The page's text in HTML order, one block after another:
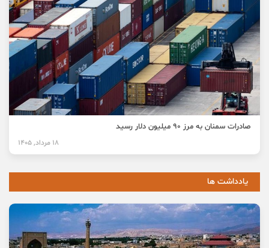
صادرات سمنان به مرز ۹۰ میلیون دلار رسید
18 مرداد, 1405
یادداشت ها